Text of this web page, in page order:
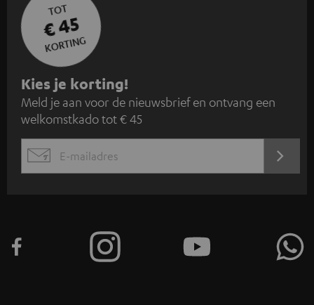
TOT
€ 45
KORTING
A
a
n
m
e
n
Kies je korting!
Meld je aan voor de nieuwsbrief en ontvang een
welkomstkado tot € 45
EMAIL